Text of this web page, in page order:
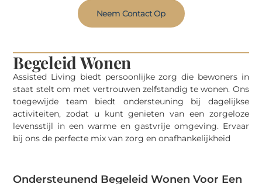
Neem Contact Op
Begeleid Wonen
Assisted Living biedt persoonlijke zorg die bewoners in
staat stelt om met vertrouwen zelfstandig te wonen. Ons
toegewijde team biedt ondersteuning bij dagelijkse
activiteiten, zodat u kunt genieten van een zorgeloze
levensstijl in een warme en gastvrije omgeving. Ervaar
bij ons de perfecte mix van zorg en onafhankelijkheid
Ondersteunend Begeleid Wonen Voor Een